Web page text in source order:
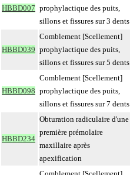
HBBD007 prophylactique des puits,
sillons et fissures sur 3 dents
HBBD039
Comblement [Scellement]
prophylactique des puits,
sillons et fissures sur 5 dents
HBBD098
Comblement [Scellement]
prophylactique des puits,
sillons et fissures sur 7 dents
HBBD234
Obturation radiculaire d'une
première prémolaire
maxillaire après
apexification